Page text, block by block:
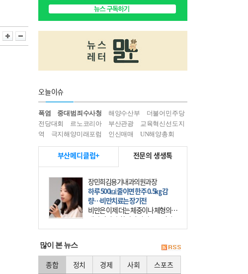
오늘이슈
폭염 중대범죄수사청 해양수산부
더불어민주당
전당대회
르노코리아 부산관광
교육혁신선도지
역
극지해양미래포럼 인신매매 UN해양총회
부산메디클럽+ 전문의 생생톡
장민희김용기내과의원과장
하루 500㎉ 줄이면 한주 0.5㎏ 감
량…비만치료는 장기전
비만은 이제 더는 체중이나 체형의 문
제가 아니다. 하나의 질병으로 인지
하고 치료와 관리를 해야 한다. 세계
많이 본 뉴스
종합 정치 경제 사회 스포츠